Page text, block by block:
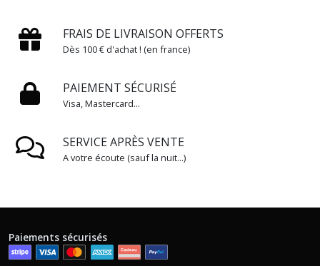
FRAIS DE LIVRAISON OFFERTS
Dès 100 € d'achat ! (en france)
PAIEMENT SÉCURISÉ
Visa, Mastercard...
SERVICE APRÈS VENTE
A votre écoute (sauf la nuit...)
Paiements sécurisés